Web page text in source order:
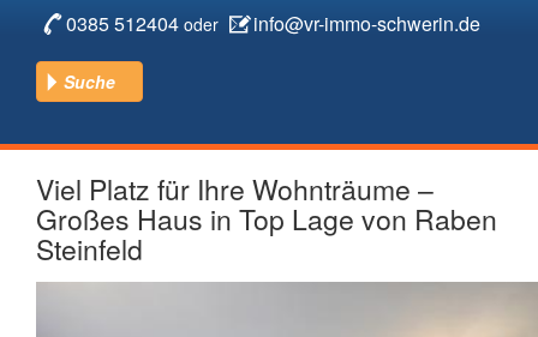
0385 512404 oder info@vr-immo-schwerin.de
Suche
Viel Platz für Ihre Wohnträume –
Großes Haus in Top Lage von Raben
Steinfeld